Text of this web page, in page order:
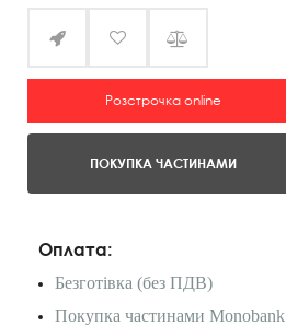
Розстрочка online
ПОКУПКА ЧАСТИНАМИ
Оплата:
Безготівка (без ПДВ)
Покупка частинами Monobank